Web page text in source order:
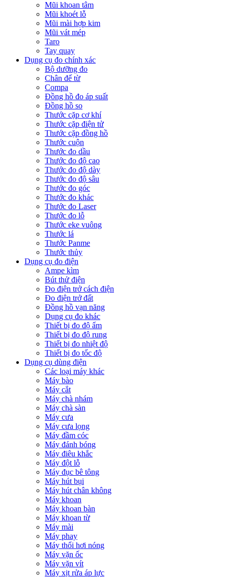
Mũi khoan tâm
Mũi khoét lỗ
Mũi mài hợp kim
Mũi vát mép
Taro
Tay quay
Dụng cụ đo chính xác
Bộ dưỡng đo
Chân đế từ
Compa
Đồng hồ đo áp suất
Đồng hồ so
Thước cặp cơ khí
Thước cặp điện tử
Thước cặp đồng hồ
Thước cuộn
Thước đo dầu
Thước đo độ cao
Thước đo độ dày
Thước đo độ sâu
Thước đo góc
Thước đo khác
Thước đo Laser
Thước đo lỗ
Thước eke vuông
Thước lá
Thước Panme
Thước thủy
Dụng cụ đo điện
Ampe kìm
Bút thử điện
Đo điện trở cách điện
Đo điện trở đất
Đồng hồ vạn năng
Dụng cụ đo khác
Thiết bị đo độ ẩm
Thiết bị đo độ rung
Thiết bị đo nhiệt độ
Thiết bị đo tốc độ
Dụng cụ dùng điện
Các loại máy khác
Máy bào
Máy cắt
Máy chà nhám
Máy chà sàn
Máy cưa
Máy cưa lọng
Máy đầm cóc
Máy đánh bóng
Máy điêu khắc
Máy đột lỗ
Máy đục bê tông
Máy hút bụi
Máy hút chân không
Máy khoan
Máy khoan bàn
Máy khoan từ
Máy mài
Máy phay
Máy thổi hơi nóng
Máy vặn ốc
Máy vặn vít
Máy xịt rửa áp lực